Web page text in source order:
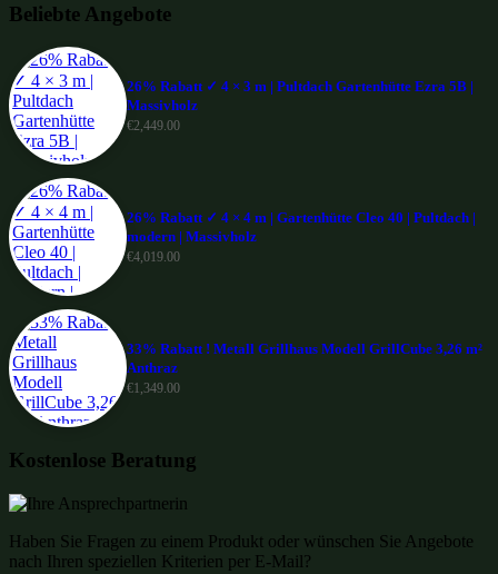
Beliebte Angebote
26% Rabatt ✓ 4 × 3 m | Pultdach Gartenhütte Ezra 5B |
Massivholz
€2,449.00
26% Rabatt ✓ 4 × 4 m | Gartenhütte Cleo 40 | Pultdach |
modern | Massivholz
€4,019.00
33% Rabatt ! Metall Grillhaus Modell GrillCube 3,26 m²
Anthraz
€1,349.00
Kostenlose Beratung
Haben Sie Fragen zu einem Produkt oder wünschen Sie Angebote
nach Ihren speziellen Kriterien per E-Mail?